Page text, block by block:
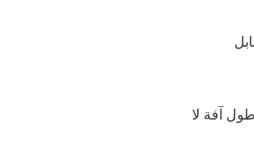
التاجية (قطر الشريان الدموي يتراوح بين 2.0 مم و 3.5 مم، وطول آفة لا